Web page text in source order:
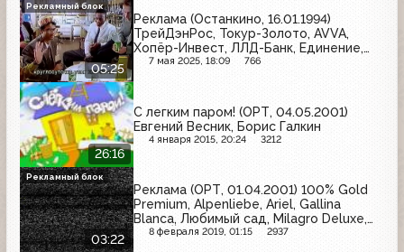
05:25
Реклама (Останкино, 16.01.1994)
ТрейДэнРос, Токур-Золото, AVVA,
Хопёр-Инвест, ЛЛД-Банк, Единение,
Эрлан, жвачка Donald Duck, ТД
7 мая 2025, 18:09 766
Рекламный блок
26:16
С легким паром! (ОРТ, 04.05.2001)
Евгений Весник, Борис Галкин
4 января 2015, 20:24 3212
03:22
Реклама (ОРТ, 01.04.2001) 100% Gold
Premium, Alpenliebe, Ariel, Gallina
Blanca, Любимый сад, Milagro Deluxe,
Чудо Йогурт, Pantene
8 февраля 2019, 01:15 2937
Рекламный блок